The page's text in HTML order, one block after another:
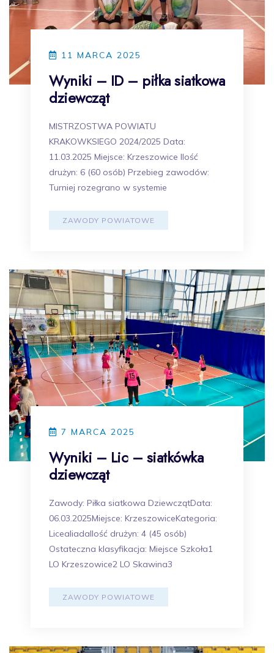
11 MARCA 2025
Wyniki – ID – piłka siatkowa
dziewcząt
MISTRZOSTWA POWIATU
KRAKOWKSIEGO 2024/2025 Data:
11.03.2025 Miejsce: Krzeszowice Ilość
drużyn: 6 (60 osób) Przebieg zawodów:
Turniej rozegrano w systemie
ZAWODY POWIATOWE
7 MARCA 2025
Wyniki – Lic – siatkówka
dziewcząt
Zawody: Piłka siatkowa DziewczątData:
06.03.2025Miejsce: KrzeszowiceKategoria:
LicealiadaIlość drużyn: 4 (45 osób)
Ostateczna klasyfikacja: Miejsce Szkoła1
LO Krzeszowice2 LO Skawina3
ZAWODY POWIATOWE